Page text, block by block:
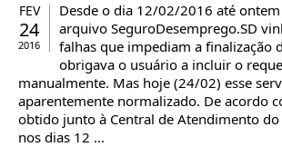
FEV
24
2016
Desde o dia 12/02/2016 até
arquivo SeguroDesemprego.SD
falhas que impediam a finalização
obrigava o usuário a incluir o
manualmente. Mas hoje (24/02) esse
aparentemente normalizado. De acordo
obtido junto à Central de Atendimento do
nos dias 12 ...